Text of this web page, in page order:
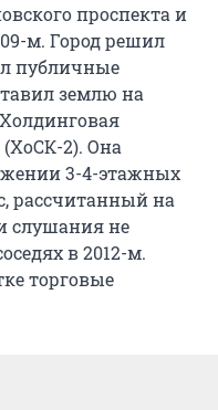
проспекта и
м. Город решил
публичные
землю на
2). Она
3-4-этажных
рассчитанный на
слушания не
в 2012-м.
торговые